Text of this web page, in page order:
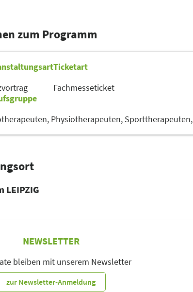
zum Programm
Ticketart
Fachmesseticket
Physiotherapeuten, Sporttherapeuten,
LEIPZIG
NEWSLETTER
bleiben mit unserem Newsletter
zur Newsletter-Anmeldung